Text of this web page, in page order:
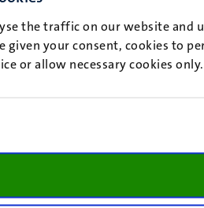
the traffic on our website and
given your consent, cookies to
or allow necessary cookies